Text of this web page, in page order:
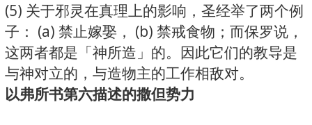
(5) 关于邪灵在真理上的影响，圣经举了两个例
子： (a) 禁止嫁娶， (b) 禁戒食物；而保罗说，
这两者都是「神所造」的。因此它们的教导是
与神对立的，与造物主的工作相敌对。
以弗所书第六描述的撒但势力